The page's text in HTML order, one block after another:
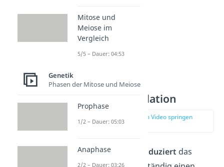
Negative Regulation
zur Stelle im Video springen
(02:52)
Zunächst einmal produziert das
Mitose und
Meiose im
Vergleich
5/5 – Dauer: 04:53
Genetik
Phasen der Mitose und Meiose
Prophase
1/2 – Dauer: 05:03
Anaphase
2/2 – Dauer: 03:26